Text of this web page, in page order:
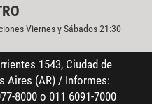
Viernes y Sábados 21:30
1543, Ciudad de
Aires (AR) / Informes:
8000 o 011 6091-7000